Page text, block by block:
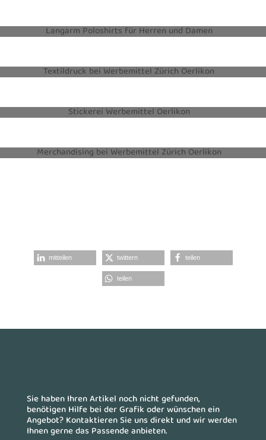
TEXTILIEN
TEXTILDRUCK
STICKEREI
MERCHANDISING
mitteilen twittern teilen
teilen
Sie haben Ihren Artikel noch nicht gefunden,
benötigen Hilfe bei der Grafik oder wünschen ein
Angebot? Kontaktieren Sie uns direkt und wir werden
Ihnen gerne das Passende anbieten.